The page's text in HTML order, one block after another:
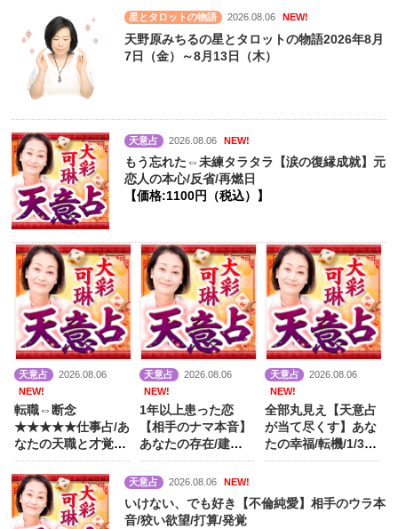
星とタロットの物語 2026.08.06 NEW!
天野原みちるの星とタロットの物語2026年8月
7日（金）～8月13日（木）
天意占 2026.08.06 NEW!
もう忘れた⇔未練タラタラ【涙の復縁成就】元
恋人の本心/反省/再燃日
【価格:1100円（税込）】
天意占
2026.08.06
NEW!
転職⇔断念
★★★★★仕事占/あ
なたの天職と才覚/
成功/味方/生涯資産
【価格:1320円（税
込）】
天意占
2026.08.06
NEW!
1年以上患った恋
【相手のナマ本音】
あなたの存在/建前/
心に決めた人【価
格:990円（税込）】
天意占
2026.08.06
NEW!
全部丸見え【天意占
が当て尽くす】あな
たの幸福/転機/1/3/5
年後/晩年【価
込）】
天意占 2026.08.06 NEW!
いけない、でも好き【不倫純愛】相手のウラ本
音/狡い欲望/打算/発覚